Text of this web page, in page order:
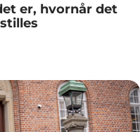
er, hvornår det